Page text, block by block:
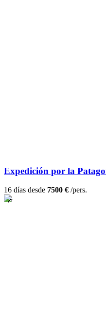
Expedición por la
16 días desde 7500 € /pers.